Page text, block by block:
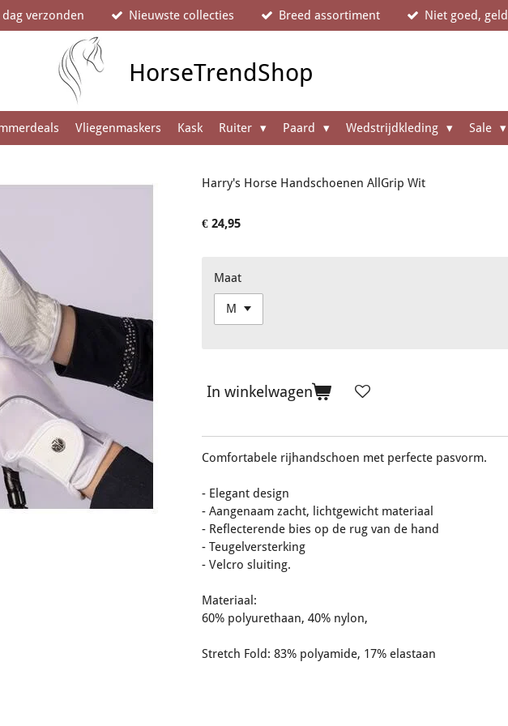
verzonden Nieuwste collecties Breed assortiment Niet goed,
HorseTrendShop
Vliegenmaskers Kask Ruiter Paard Wedstrijdkleding Sale
Harry's Horse Handschoenen AllGrip Wit
€ 24,95
Maat
In winkelwagen
Comfortabele rijhandschoen met perfecte pasvorm.
- Elegant design
- Aangenaam zacht, lichtgewicht materiaal
- Reflecterende bies op de rug van de hand
- Teugelversterking
- Velcro sluiting.
Materiaal:
60% polyurethaan, 40% nylon,
Stretch Fold: 83% polyamide, 17% elastaan